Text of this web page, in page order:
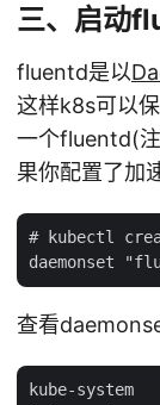
三、启动
fluentd是以
这样k8s可以
一个fluentd(
果你配置了加
# kubectl
查看
kube-